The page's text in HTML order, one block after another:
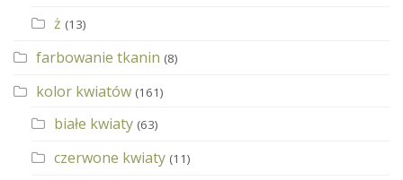
ż (13)
farbowanie tkanin (8)
kolor kwiatów (161)
białe kwiaty (63)
czerwone kwiaty (11)